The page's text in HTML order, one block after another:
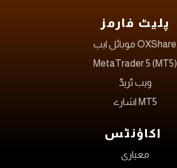
پلیٹ فارمز
OXShare موبائل ایپ
MetaTrader 5 (MT5)
ویب ٹریڈ
MT5 اشارے
اکاؤنٹس
معیاری